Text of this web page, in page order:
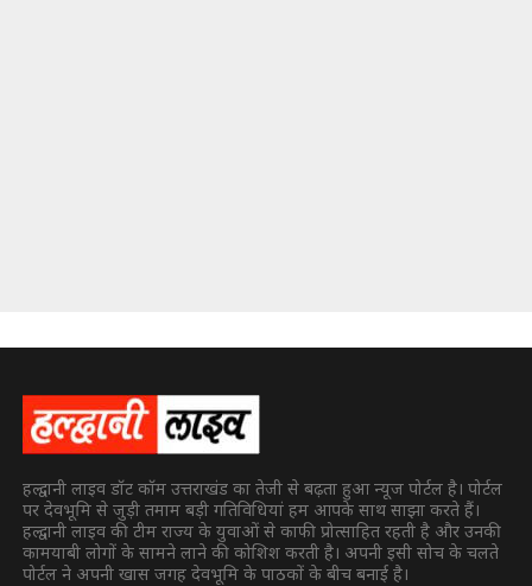
हल्द्वानी लाइव डॉट कॉम उत्तराखंड का तेजी से बढ़ता हुआ न्यूज पोर्टल है। पोर्टल
पर देवभूमि से जुड़ी तमाम बड़ी गतिविधियां हम आपके साथ साझा करते हैं।
हल्द्वानी लाइव की टीम राज्य के युवाओं से काफी प्रोत्साहित रहती है और उनकी
कामयाबी लोगों के सामने लाने की कोशिश करती है। अपनी इसी सोच के चलते
पोर्टल ने अपनी खास जगह देवभूमि के पाठकों के बीच बनाई है।